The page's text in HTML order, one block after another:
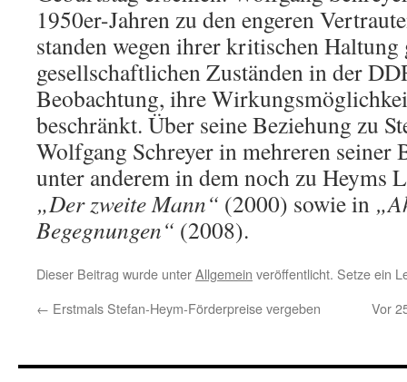
1950er-Jahren zu den engeren
standen wegen ihrer kritischen Haltung
gesellschaftlichen Zuständen in der
Beobachtung, ihre
beschränkt. Über seine Beziehung zu
Wolfgang Schreyer in mehreren seiner
unter anderem in dem noch zu Heyms
„Der zweite Mann“ (2000) sowie in
Begegnungen“ (2008).
Dieser Beitrag wurde unterAllgemein veröffentlicht. Setze ein
← Erstmals Stefan-Heym-Förderpreise vergeben Vor